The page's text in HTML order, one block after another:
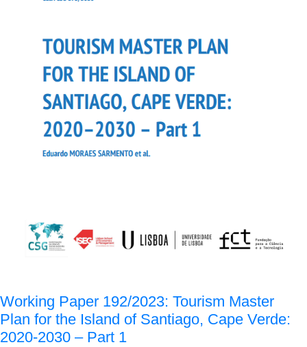
Working Paper 192/2023: Tourism Master
Plan for the Island of Santiago, Cape Verde:
2020-2030 – Part 1